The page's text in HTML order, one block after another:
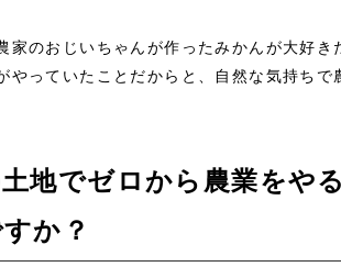
家のおじいちゃんが作ったみかんが大好
やっていたことだからと、自然な気持ち
地でゼロから農業をや
か？